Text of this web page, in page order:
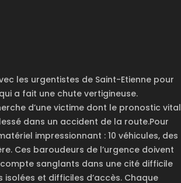
les urgentistes de Saint-Etienne pour
a fait une chute vertigineuse.
d’une victime dont le pronostic vital
dans un accident de la route.Pour
impressionnant : 10 véhicules, des
Ces baroudeurs de l’urgence doivent
sanglants dans une cité difficile
et difficiles d’accès. Chaque